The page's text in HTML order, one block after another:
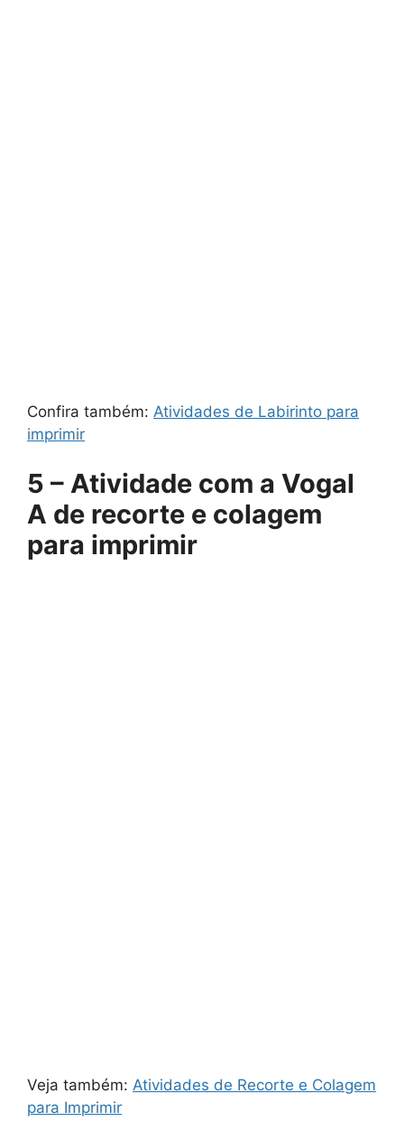
Confira também: Atividades de Labirinto para
imprimir
5 – Atividade com a Vogal
A de recorte e colagem
para imprimir
Veja também: Atividades de Recorte e Colagem
para Imprimir